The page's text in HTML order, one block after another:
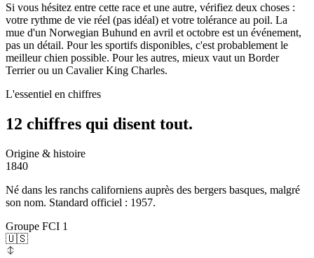
Si vous hésitez entre cette race et une autre, vérifiez deux choses :
votre rythme de vie réel (pas idéal) et votre tolérance au poil. La
mue d'un Norwegian Buhund en avril et octobre est un événement,
pas un détail. Pour les sportifs disponibles, c'est probablement le
meilleur chien possible. Pour les autres, mieux vaut un Border
Terrier ou un Cavalier King Charles.
L'essentiel en chiffres
12 chiffres qui disent tout.
Origine & histoire
1840
Né dans les ranchs californiens auprès des bergers basques, malgré
son nom. Standard officiel : 1957.
Groupe FCI 1
🇺🇸